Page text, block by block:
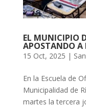
EL MUNICIPIO
APOSTANDO A
15 Oct, 2025 |
En la Escuela de
Municipalidad de
martes la tercera